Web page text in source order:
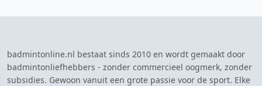
badmintonline.nl bestaat sinds 2010 en wordt gemaakt door
badmintonliefhebbers - zonder commercieel oogmerk, zonder
subsidies. Gewoon vanuit een grote passie voor de sport. Elke